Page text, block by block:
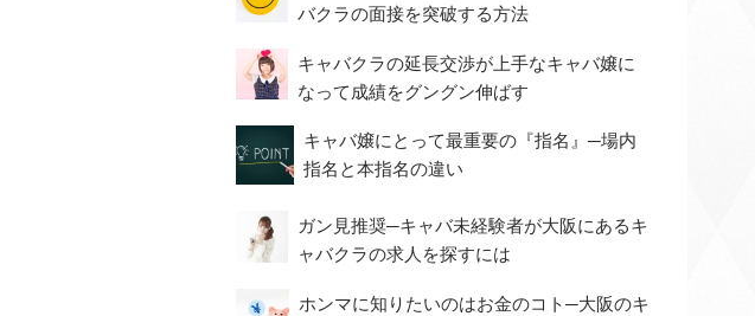
バクラの面接を突破する方法
キャバクラの延長交渉が上手なキャバ嬢に
なって成績をグングン伸ばす
キャバ嬢にとって最重要の『指名』─場内
指名と本指名の違い
ガン見推奨─キャバ未経験者が大阪にあるキ
ャバクラの求人を探すには
ホンマに知りたいのはお金のコト─大阪のキ